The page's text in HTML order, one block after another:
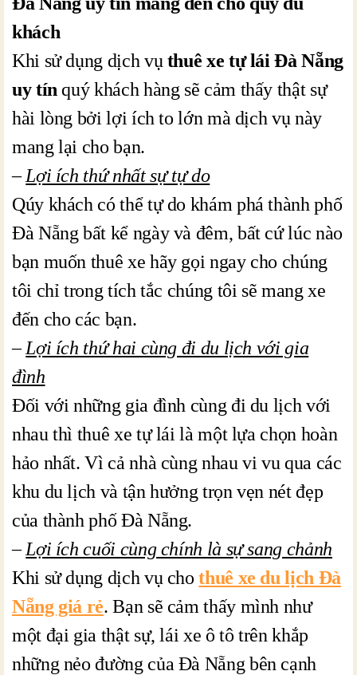
khách
Khi sử dụng dịch vụ thuê xe tự lái Đà Nẵng
uy tín quý khách hàng sẽ cảm thấy thật sự
hài lòng bởi lợi ích to lớn mà dịch vụ này
mang lại cho bạn.
– Lợi ích thứ nhất sự tự do
Qúy khách có thể tự do khám phá thành phố
Đà Nẵng bất kể ngày và đêm, bất cứ lúc nào
bạn muốn thuê xe hãy gọi ngay cho chúng
tôi chỉ trong tích tắc chúng tôi sẽ mang xe
đến cho các bạn.
– Lợi ích thứ hai cùng đi du lịch với gia
đình
Đối với những gia đình cùng đi du lịch với
nhau thì thuê xe tự lái là một lựa chọn hoàn
hảo nhất. Vì cả nhà cùng nhau vi vu qua các
khu du lịch và tận hưởng trọn vẹn nét đẹp
của thành phố Đà Nẵng.
– Lợi ích cuối cùng chính là sự sang chảnh
Khi sử dụng dịch vụ chothuê xe du lịch Đà
Nẵng giá rẻ. Bạn sẽ cảm thấy mình như
một đại gia thật sự, lái xe ô tô trên khắp
những nẻo đường của Đà Nẵng bên cạnh